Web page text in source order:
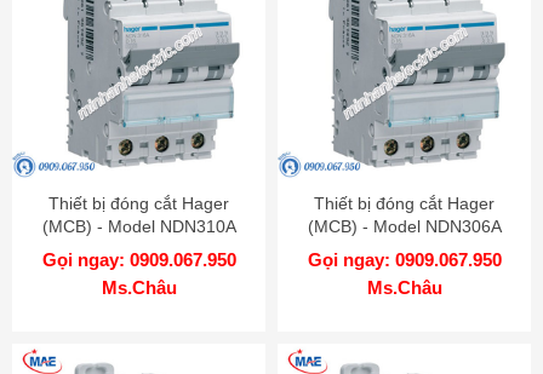
Thiết bị đóng cắt Hager
(MCB) - Model NDN310A
Gọi ngay: 0909.067.950
Ms.Châu
Thiết bị đóng cắt Hager
(MCB) - Model NDN306A
Gọi ngay: 0909.067.950
Ms.Châu